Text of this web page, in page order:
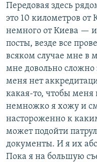
Передовая здесь
это 10 километров от
немного от Киева — и
посты, везде все
всяком случае мне в
мне довольно сложно
меня нет
какая-то, чтобы меня
немножко я хожу и
настороженно к
может подойти
документы. И я их
Пока я на большую